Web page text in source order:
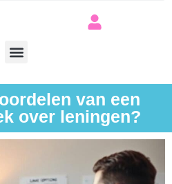
van een
over leningen?